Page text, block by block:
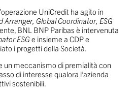
UniCredit ha agito in
Arranger, Global Coordinator, ESG
BNL BNP Paribas è intervenuta
ESG e insieme a CDP e
i progetti della Società.
un meccanismo di premialità con
di interesse qualora l’azienda
sostenibili.